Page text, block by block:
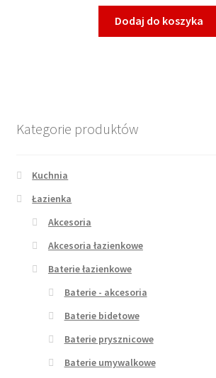
wynosiła:
345.45 zł.
Dodaj do koszyka
Kategorie produktów
Kuchnia
Łazienka
Akcesoria
Akcesoria łazienkowe
Baterie łazienkowe
Baterie - akcesoria
Baterie bidetowe
Baterie prysznicowe
Baterie umywalkowe